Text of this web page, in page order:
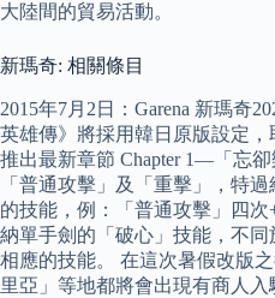
大陸間的貿易活動。
新瑪奇: 相關條目
2015年7月2日：Garena 新瑪奇
英雄傳》將採用韓日原版設定
推出最新章節 Chapter 1—「忘
「普通攻擊」及「重擊」，特
的技能，例：「普通攻擊」四
納單手劍的「破心」技能，不
相應的技能。 在這次暑假改版
里亞」等地都將會出現有商人